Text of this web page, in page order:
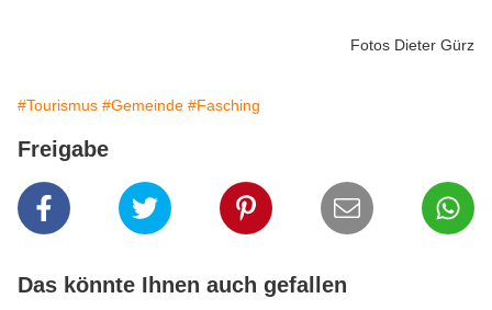
Fotos Dieter Gürz
#Tourismus #Gemeinde #Fasching
Freigabe
Das könnte Ihnen auch gefallen